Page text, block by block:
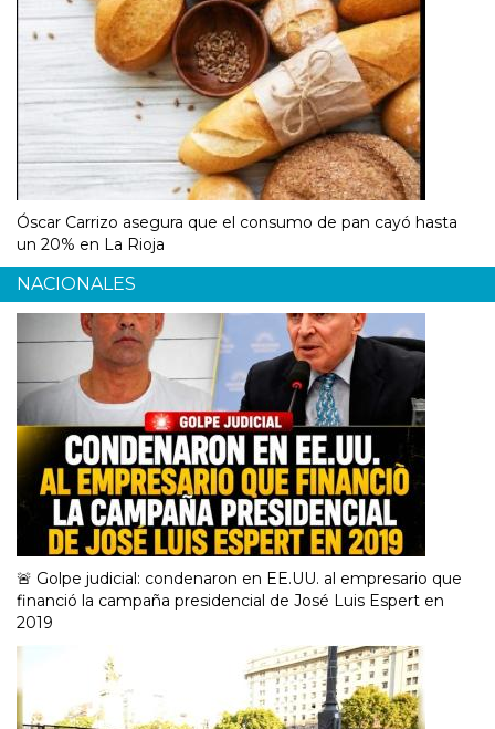
Óscar Carrizo asegura que el consumo de pan cayó hasta
un 20% en La Rioja
NACIONALES
🚨 Golpe judicial: condenaron en EE.UU. al empresario que
financió la campaña presidencial de José Luis Espert en
2019